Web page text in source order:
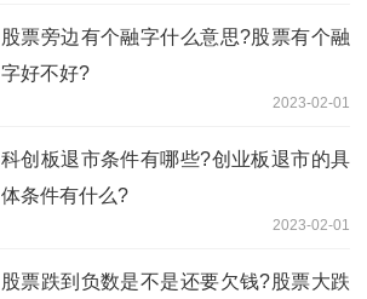
股票旁边有个融字什么意思?股票有个融
字好不好?
2023-02-01
科创板退市条件有哪些?创业板退市的具
体条件有什么?
2023-02-01
股票跌到负数是不是还要欠钱?股票大跌